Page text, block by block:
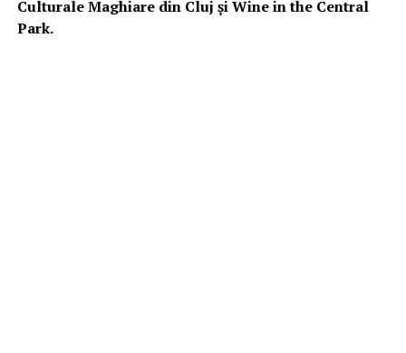
Culturale Maghiare din Cluj și Wine in the Central
Park.